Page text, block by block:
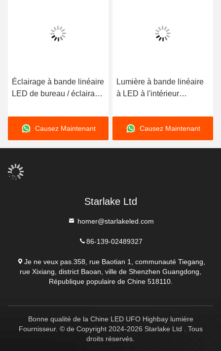
Éclairage à bande linéaire
LED de bureau / éclairage
suspendu
Causez Maintenant
Lumière à bande linéaire
à LED à l'intérieur
haute luminosité
Causez Maintenant
Starlake Ltd
homer@starlakeled.com
86-139-02489327
Je ne veux pas.358, rue Baotian 1, communauté Tiegang,
rue Xixiang, district Baoan, ville de Shenzhen Guangdong,
République populaire de Chine 518110.
Bonne qualité de la Chine LED UFO Highbay lumière
Fournisseur. © de Copyright 2024-2026 Starlake Ltd . Tous
droits réservés.